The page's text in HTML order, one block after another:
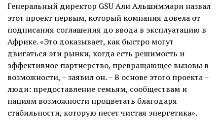
Генеральный директор GSU Али Альшиммари назвал
этот проект первым, который компания довела от
подписания соглашения до ввода в эксплуатацию в
Африке. «Это доказывает, как быстро могут
двигаться эти рынки, когда есть решимость и
эффективное партнерство, превращающее вызовы в
возможности, – заявил он. – В основе этого проекта –
люди: предоставление семьям, сообществам и
нациям возможности процветать благодаря
стабильности, которую несет чистая энергетика».